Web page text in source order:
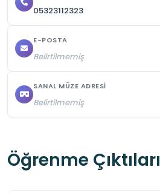
05323112323
E-POSTA
Belirtilmemiş
SANAL MÜZE ADRESI
Belirtilmemiş
Öğrenme Çıktıları